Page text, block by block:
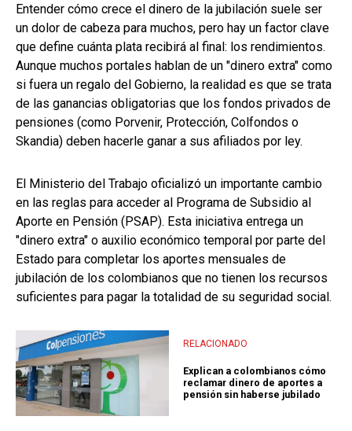
Entender cómo crece el dinero de la jubilación suele ser
un dolor de cabeza para muchos, pero hay un factor clave
que define cuánta plata recibirá al final: los rendimientos.
Aunque muchos portales hablan de un "dinero extra" como
si fuera un regalo del Gobierno, la realidad es que se trata
de las ganancias obligatorias que los fondos privados de
pensiones (como Porvenir, Protección, Colfondos o
Skandia) deben hacerle ganar a sus afiliados por ley.
El Ministerio del Trabajo oficializó un importante cambio
en las reglas para acceder al Programa de Subsidio al
Aporte en Pensión (PSAP). Esta iniciativa entrega un
"dinero extra" o auxilio económico temporal por parte del
Estado para completar los aportes mensuales de
jubilación de los colombianos que no tienen los recursos
suficientes para pagar la totalidad de su seguridad social.
RELACIONADO
Explican a colombianos cómo
reclamar dinero de aportes a
pensión sin haberse jubilado